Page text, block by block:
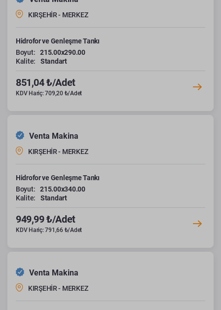
KIRŞEHİR - MERKEZ
Hidrofor ve Genleşme Tankı
Boyut:
215.00x290.00
Kalite:
Standart
851,04 ₺/Adet
KDV Hariç: 709,20 ₺/Adet
Venta Makina
KIRŞEHİR - MERKEZ
Hidrofor ve Genleşme Tankı
Boyut:
215.00x340.00
Kalite:
Standart
949,99 ₺/Adet
KDV Hariç: 791,66 ₺/Adet
Venta Makina
KIRŞEHİR - MERKEZ